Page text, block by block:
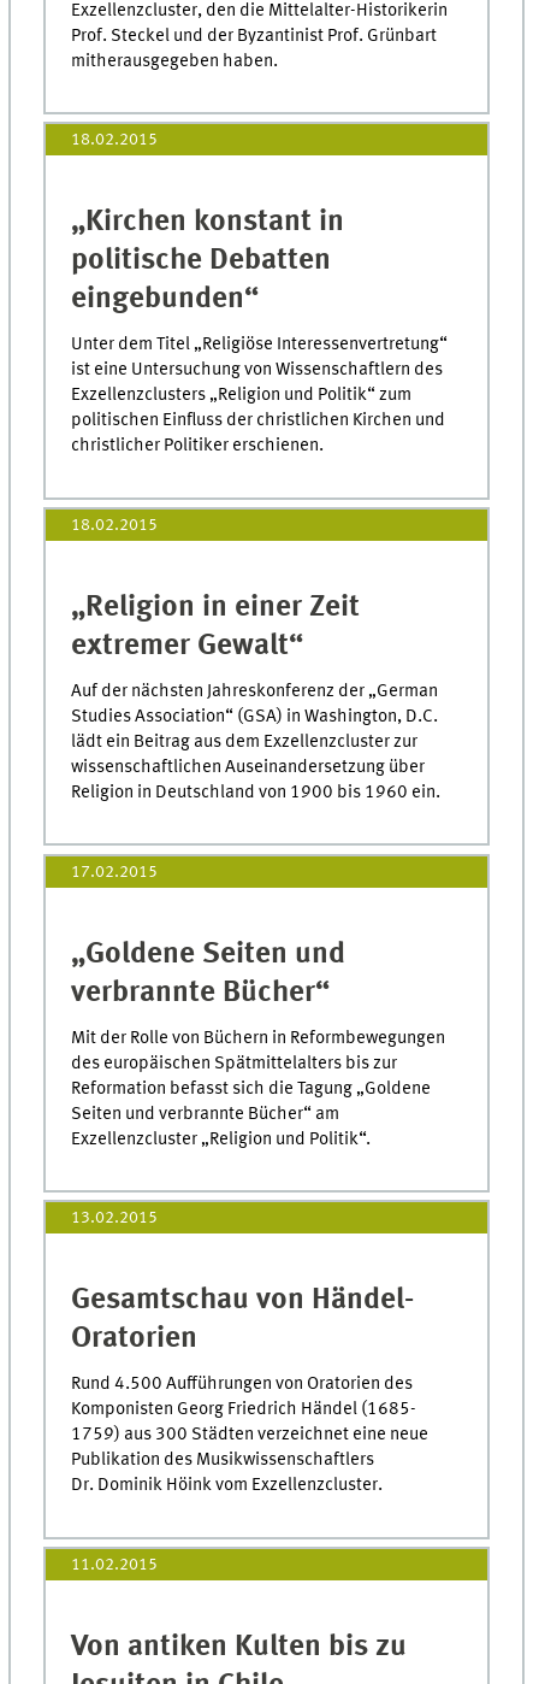
Exzellenzcluster, den die Mittelalter-Historikerin
Prof. Steckel und der Byzantinist Prof. Grünbart
mitherausgegeben haben.
18.02.2015
„Kirchen konstant in
politische Debatten
eingebunden“
Unter dem Titel „Religiöse Interessenvertretung“
ist eine Untersuchung von Wissenschaftlern des
Exzellenzclusters „Religion und Politik“ zum
politischen Einfluss der christlichen Kirchen und
christlicher Politiker erschienen.
18.02.2015
„Religion in einer Zeit
extremer Gewalt“
Auf der nächsten Jahreskonferenz der „German
Studies Association“ (GSA) in Washington, D.C.
lädt ein Beitrag aus dem Exzellenzcluster zur
wissenschaftlichen Auseinandersetzung über
Religion in Deutschland von 1900 bis 1960 ein.
17.02.2015
„Goldene Seiten und
verbrannte Bücher“
Mit der Rolle von Büchern in Reformbewegungen
des europäischen Spätmittelalters bis zur
Reformation befasst sich die Tagung „Goldene
Seiten und verbrannte Bücher“ am
Exzellenzcluster „Religion und Politik“.
13.02.2015
Gesamtschau von Händel-
Oratorien
Rund 4.500 Aufführungen von Oratorien des
Komponisten Georg Friedrich Händel (1685-
1759) aus 300 Städten verzeichnet eine neue
Publikation des Musikwissenschaftlers
Dr. Dominik Höink vom Exzellenzcluster.
11.02.2015
Von antiken Kulten bis zu